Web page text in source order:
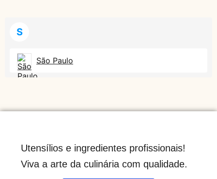
S
São Paulo
Utensílios e ingredientes profissionais!
Viva a arte da culinária com qualidade.